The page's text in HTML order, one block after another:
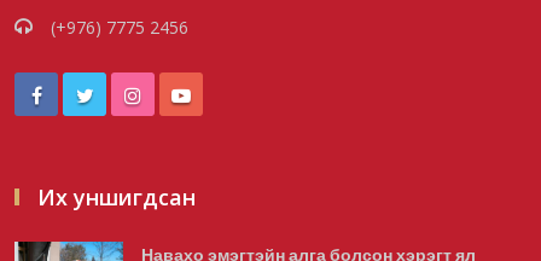
Монгол Улс COP17 бага хуралд 6.5
(+976) 7775 2456
Их уншигдсан
Навахо эмэгтэйн алга болсон хэрэгт ял